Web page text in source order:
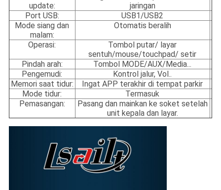
update:
jaringan
Port USB:
USB1/USB2
Mode siang dan
malam:
Otomatis beralih
Operasi:
Tombol putar/ layar
sentuh/mouse/touchpad/ setir
Pindah arah:
Tombol MODE/AUX/Media...
Pengemudi:
Kontrol jalur, Vol..
Memori saat tidur:
Ingat APP terakhir di tempat parkir
Mode tidur:
Termasuk
Pemasangan:
Pasang dan mainkan ke soket setelah
unit kepala dan layar.